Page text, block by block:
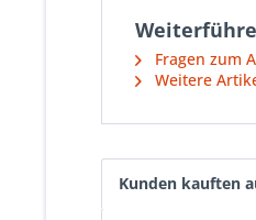
Fragen zum
Weitere
Kunden kauften